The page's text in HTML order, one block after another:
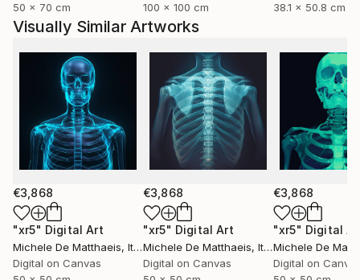
Installazioni, interventi ambientali, performance,
sculture, fotografie e qualsiasi altro tipo di
espressione può cambiare il modo di vedere le cose;
Si può mescolare il modo tradizionale, "normale" di
vedere il mondo, con una rappresentazione più
astratta, asettica e precisa.
Forme che galleggiano nello spazio evocano
sensazioni fuori dal tempo, ma chiare e ben definite in
un dato luogo.
Forme di un altro tipo, di un altro mondo, che mirano
ad ampliare la percezione tipica e quotidiana, ad
aprire nuovi confini; i confini della libera
50 x 70 cm
100 x 100 cm
38.1 x 50.8 cm
Visually Similar Artworks
€3,868
"xr5" Digital Art
Michele De Matthaeis, Italy
Digital on Canvas
€3,868
"xr5" Digital Art
Michele De Matthaeis, Italy
Digital on Canvas
€3,868
"xr5" Digital
Michele De
Digital on